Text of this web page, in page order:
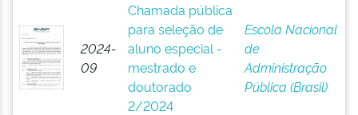
2024-
09
Chamada pública
para seleção de
aluno especial -
mestrado e
doutorado
2/2024
Escola Nacional
de
Administração
Pública (Brasil)